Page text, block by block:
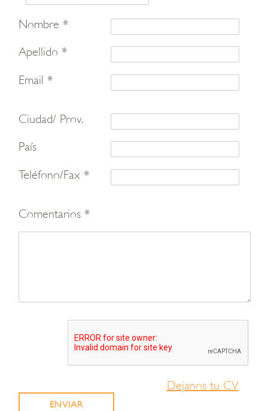
Nombre *
Apellido *
Email *
Ciudad/ Prov.
País
Teléfono/Fax *
Comentarios *
Dejanos tu CV
ENVIAR